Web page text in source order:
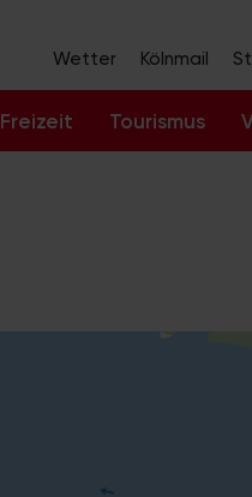
Wetter Kölnmail
Freizeit Tourismus